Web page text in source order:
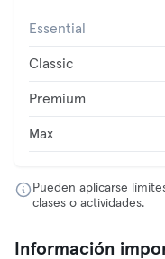
Essential
Classic
Premium
Max
Pueden aplicarse
clases o actividades.
Información